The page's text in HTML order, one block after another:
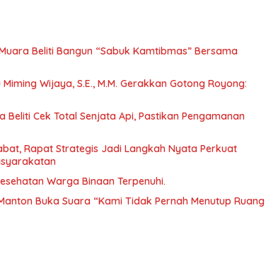
Beliti Bangun “Sabuk Kamtibmas” Bersama
Wijaya, S.E., M.M. Gerakkan Gotong Royong:
Cek Total Senjata Api, Pastikan Pengamanan
Rapat Strategis Jadi Langkah Nyata Perkuat
Warga Binaan Terpenuhi.
Buka Suara “Kami Tidak Pernah Menutup Ruang